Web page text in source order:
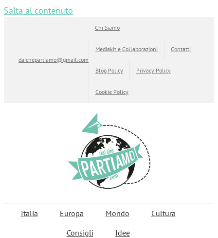
Salta al contenuto
daichepartiamo@gmail.com
Chi Siamo
Mediakit e Collaborazioni Contatti
Blog Policy Privacy Policy
Cookie Policy
Italia Europa Mondo
Cultura
Consigli
Idee